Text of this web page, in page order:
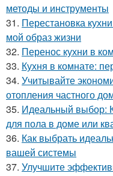
методы и инструменты
31. Перестановка
мой образ жизни
32. Перенос кухни в
33. Кухня в комнате:
34. Учитывайте
отопления частного
35. Идеальный выбор:
для пола в доме или
36. Как выбрать
вашей системы
37. Улучшите